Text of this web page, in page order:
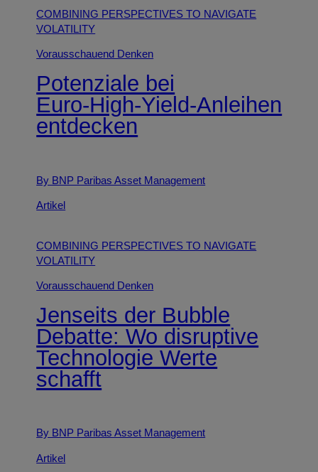
COMBINING PERSPECTIVES TO NAVIGATE
VOLATILITY
Vorausschauend Denken
Potenziale bei
Euro‑High‑Yield‑Anleihen
entdecken
By BNP Paribas Asset Management
Artikel
COMBINING PERSPECTIVES TO NAVIGATE
VOLATILITY
Vorausschauend Denken
Jenseits der Bubble
Debatte: Wo disruptive
Technologie Werte
schafft
By BNP Paribas Asset Management
Artikel